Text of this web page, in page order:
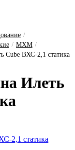
/
/ МХМ /
Cube ВХС-2,1 статика
И­леть